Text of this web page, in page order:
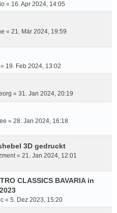
« 16. Apr 2024, 14:05
« 21. Mär 2024, 19:59
« 19. Feb 2024, 13:02
« 31. Jan 2024, 20:19
« 28. Jan 2024, 16:18
3D gedruckt
« 21. Jan 2024, 12:01
CLASSICS BAVARIA in
« 5. Dez 2023, 15:20